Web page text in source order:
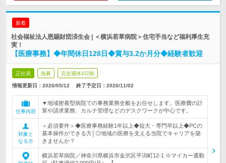
新着
社会福祉法人恩賜財団済生会 | ＜横浜若草病院＞住宅手当など福利厚生充
実！
【医療事務】◆年間休日128日◆賞与3.2か月分◆経験者歓迎
正社員 急募 完全週休2日制
情報更新日：2026/05/12 終了予定日： 2026/11/02
仕事内容
▼地域密着型病院での事務業務全般をお任せします。医療費の計
算や請求業務、カルテ管理などのデスクワークが中心です。
対象と
なる方
＜必須要件＞◆医療事務経験1年以上◆短大・専門卒以上◆PCの
基本操作ができる方│◎地域の医療を支える当院でキャリアを築
きませんか？
横浜若草病院／神奈川県横浜市金沢区平潟町12-1 ※マイカー通勤